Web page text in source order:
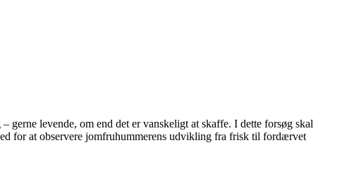
levende, om end det er vanskeligt at skaffe. I dette forsøg skal
for at observere jomfruhummerens udvikling fra frisk til fordærvet